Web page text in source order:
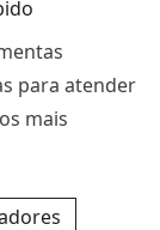
para atender
mais